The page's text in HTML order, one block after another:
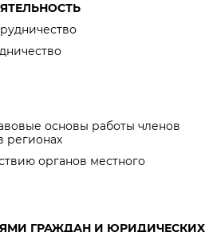
основы работы членов
регионах
органов местного
ГРАЖДАН И ЮРИДИЧЕСКИХ